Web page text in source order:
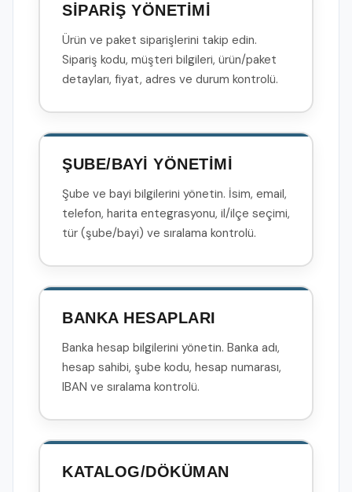
SİPARİŞ YÖNETİMİ
Ürün ve paket siparişlerini takip edin.
Sipariş kodu, müşteri bilgileri, ürün/paket
detayları, fiyat, adres ve durum kontrolü.
ŞUBE/BAYİ YÖNETİMİ
Şube ve bayi bilgilerini yönetin. İsim, email,
telefon, harita entegrasyonu, il/ilçe seçimi,
tür (şube/bayi) ve sıralama kontrolü.
BANKA HESAPLARI
Banka hesap bilgilerini yönetin. Banka adı,
hesap sahibi, şube kodu, hesap numarası,
IBAN ve sıralama kontrolü.
KATALOG/DÖKÜMAN